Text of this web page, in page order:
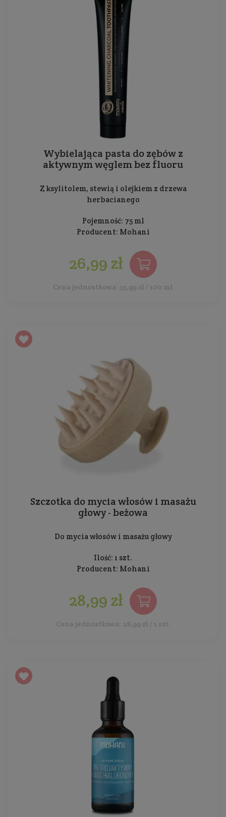
Wybielająca pasta do zębów z
aktywnym węglem bez fluoru
Z ksylitolem, stewią i olejkiem z drzewa
herbacianego
Pojemność: 75 ml
Producent: Mohani
26,99 zł
Cena jednostkowa: 35,99 zł / 100 ml
Szczotka do mycia włosów i masażu
głowy - beżowa
Do mycia włosów i masażu głowy
Ilość: 1 szt.
Producent: Mohani
28,99 zł
Cena jednostkowa: 28,99 zł / 1 szt.